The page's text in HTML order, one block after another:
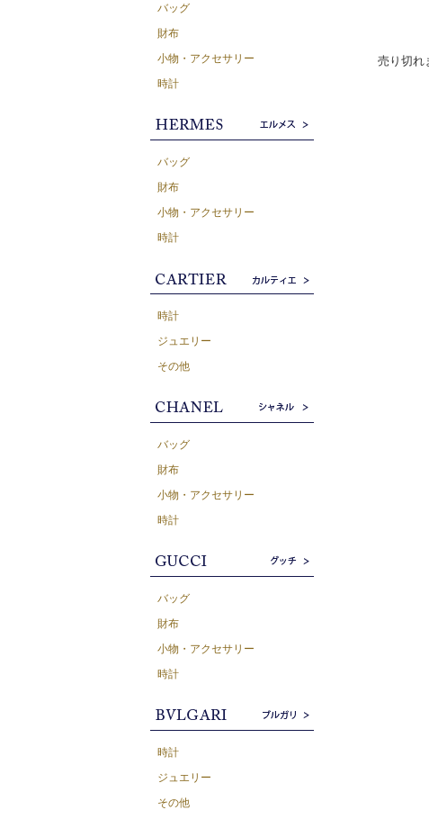
売り切れ
バッグ
財布
小物・アクセサリー
時計
バッグ
財布
小物・アクセサリー
時計
時計
ジュエリー
その他
バッグ
財布
小物・アクセサリー
時計
バッグ
財布
小物・アクセサリー
時計
時計
ジュエリー
その他